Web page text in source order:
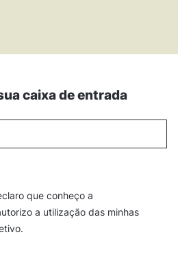
caixa de entrada
que conheço a
a utilização das minhas